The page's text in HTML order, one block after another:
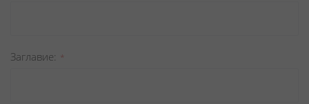
Заглавиe